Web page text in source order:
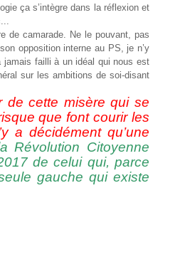
ça s’intègre dans la réflexion et
de camarade. Ne le pouvant, pas
opposition interne au PS, je n’y
jamais failli à un idéal qui nous est
sur les ambitions de soi-disant
de cette misère qui se
que font courir les
a décidément qu’une
Révolution Citoyenne
de celui qui, parce
gauche qui existe